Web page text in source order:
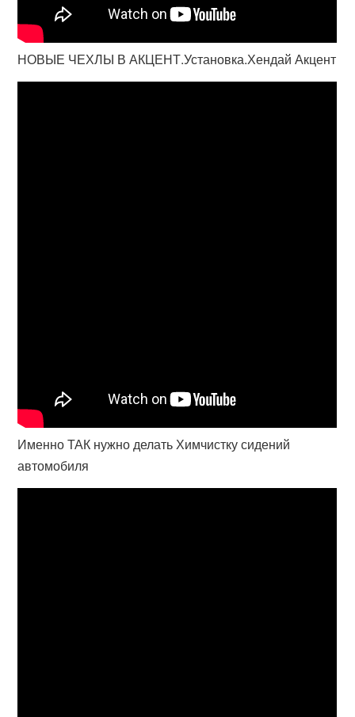
НОВЫЕ ЧЕХЛЫ В АКЦЕНТ.Установка.Хендай Акцент
Именно ТАК нужно делать Химчистку сидений
автомобиля